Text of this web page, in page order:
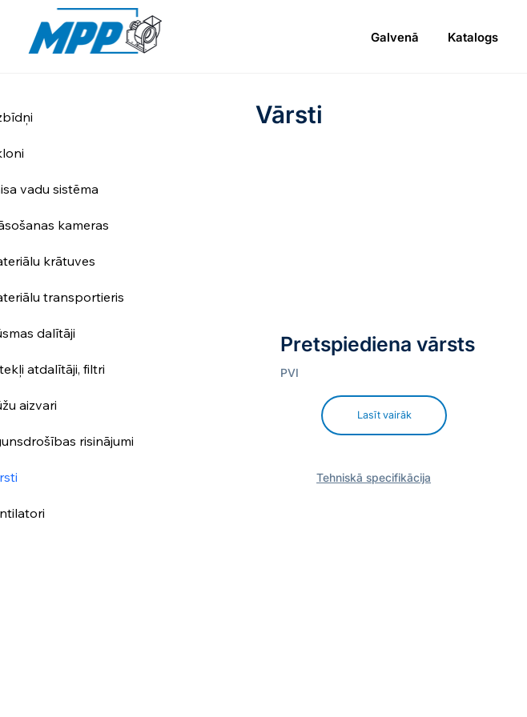
Galvenā Katalogs
vadu sistēma
kameras
krātuves
transportieris
dalītāji
atdalītāji, filtri
aizvari
risinājumi
Vārsti
Pretspiediena vārsts
PVI
Lasīt vairāk
Tehniskā specifikācija